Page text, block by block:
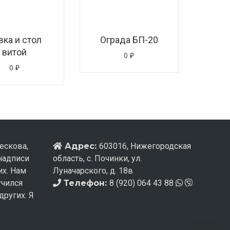
и стол
витой
0 ₽
Ограда БП-20
0₽
Нам
Я
Адрес:603016, Нижегородская
область, с. Починки, ул.
Луначарского, д. 18в
Телефон:8 (920) 064 43 88